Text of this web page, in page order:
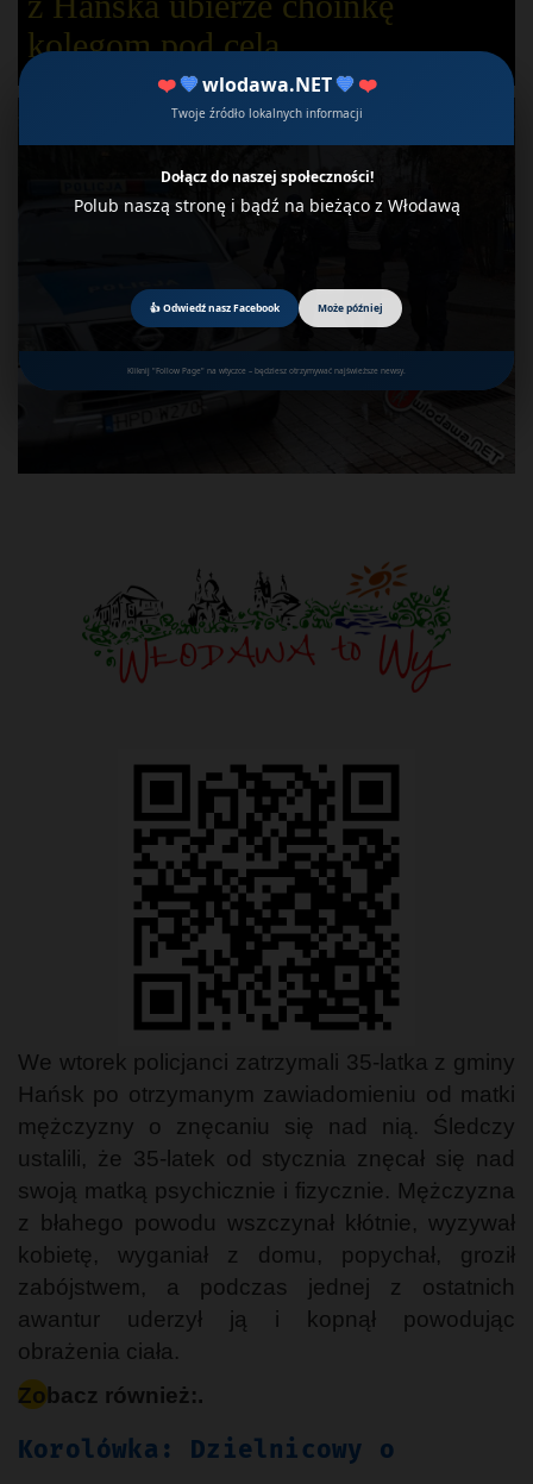
❤️ 💙wlodawa.NET 💙❤️
Twoje źródło lokalnych informacji
Dołącz do naszej społeczności!
Polub naszą stronę i bądź na bieżąco z Włodawą
👍 Odwiedź nasz Facebook Może później
Kliknij "Follow Page" na wtyczce – będziesz otrzymywać najświeższe newsy.
kolegom pod celą
We wtorek policjanci zatrzymali 35-latka z gminy
Hańsk po otrzymanym zawiadomieniu od matki
mężczyzny o znęcaniu się nad nią. Śledczy
ustalili, że 35-latek od stycznia znęcał się nad
swoją matką psychicznie i fizycznie. Mężczyzna
z błahego powodu wszczynał kłótnie, wyzywał
kobietę, wyganiał z domu, popychał, groził
zabójstwem, a podczas jednej z ostatnich
awantur uderzył ją i kopnął powodując
obrażenia ciała.
Zobacz również:.
Korolówka: Dzielnicowy o